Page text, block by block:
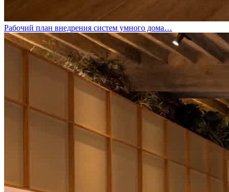
Рабочий план внедрения систем умного дома…